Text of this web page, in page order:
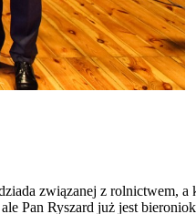
związanej z rolnictwem,
Pan Ryszard już jest